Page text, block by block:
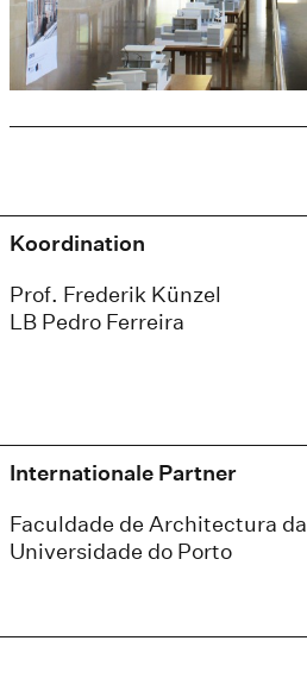
Koordination
Prof. Frederik Künzel
LB Pedro Ferreira
Internationale Partner
Faculdade de Architectura da
Universidade do Porto